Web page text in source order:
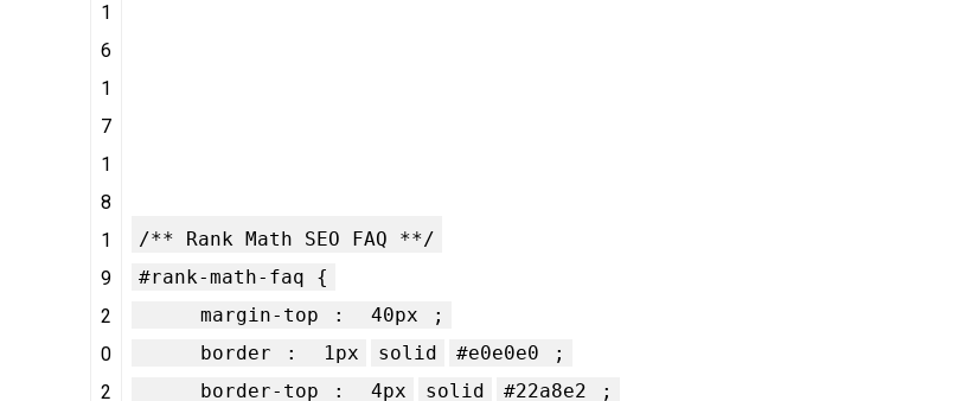
1
6
1
7
1
8
1
9
2
0
2
/** Rank Math SEO FAQ **/
#rank-math-faq {
margin-top
: 40px
;
border
: 1px solid #e0e0e0
;
border-top
: 4px solid #22a8e2
;